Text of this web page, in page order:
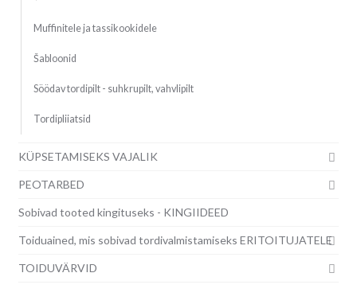
Muffinitele ja tassikookidele
Šabloonid
Söödav tordipilt - suhkrupilt, vahvlipilt
Tordipliiatsid
KÜPSETAMISEKS VAJALIK
PEOTARBED
Sobivad tooted kingituseks - KINGIIDEED
Toiduained, mis sobivad tordivalmistamiseks ERITOITUJATELE
TOIDUVÄRVID